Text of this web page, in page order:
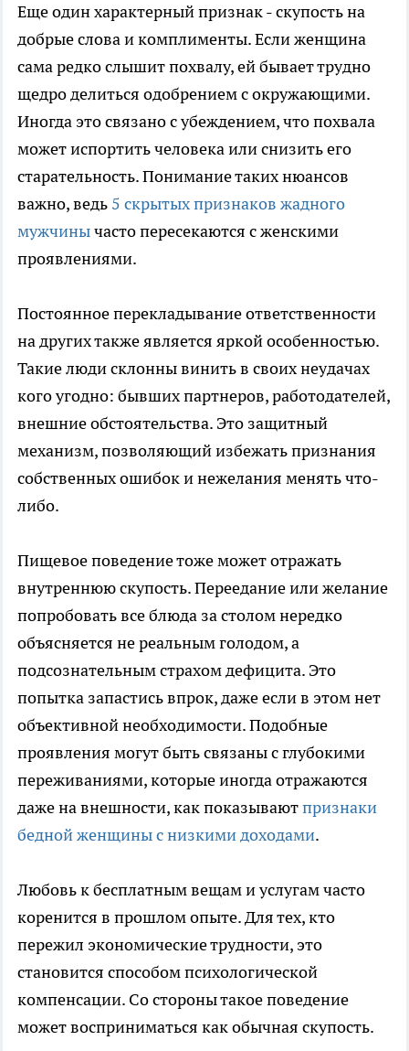
Еще один характерный признак - скупость на
добрые слова и комплименты. Если женщина
сама редко слышит похвалу, ей бывает трудно
щедро делиться одобрением с окружающими.
Иногда это связано с убеждением, что похвала
может испортить человека или снизить его
старательность. Понимание таких нюансов
важно, ведь 5 скрытых признаков жадного
мужчинычасто пересекаются с женскими
проявлениями.
Постоянное перекладывание ответственности
на других также является яркой особенностью.
Такие люди склонны винить в своих неудачах
кого угодно: бывших партнеров, работодателей,
внешние обстоятельства. Это защитный
механизм, позволяющий избежать признания
собственных ошибок и нежелания менять что-
либо.
Пищевое поведение тоже может отражать
внутреннюю скупость. Переедание или желание
попробовать все блюда за столом нередко
объясняется не реальным голодом, а
подсознательным страхом дефицита. Это
попытка запастись впрок, даже если в этом нет
объективной необходимости. Подобные
проявления могут быть связаны с глубокими
переживаниями, которые иногда отражаются
даже на внешности, как показываютпризнаки
бедной женщины с низкими доходами.
Любовь к бесплатным вещам и услугам часто
коренится в прошлом опыте. Для тех, кто
пережил экономические трудности, это
становится способом психологической
компенсации. Со стороны такое поведение
может восприниматься как обычная скупость.